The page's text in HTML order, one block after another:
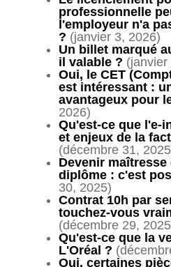
professionnelle
l'employeur n'a
? (janvier 3, 2026)
Un billet marqué
il valable ? (janvier
Oui, le CET
est intéressant :
avantageux pour
2026)
Qu'est-ce que l'e-
et enjeux de la
(décembre 31,
Devenir
diplôme : c'est
30, 2025)
Contrat 10h par
touchez-vous
(décembre 29,
Qu'est-ce que la
L'Oréal ?
Oui, certaines